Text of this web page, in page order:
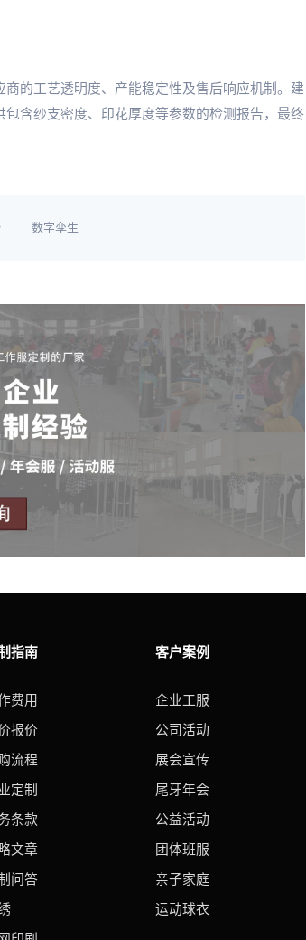
的工艺透明度、产能稳定性及售后响应机制。建
含纱支密度、印花厚度等参数的检测报告，最终
数字孪生
指南
费用
报价
流程
定制
条款
文章
问答
客户案例
企业工服
公司活动
展会宣传
尾牙年会
公益活动
团体班服
亲子家庭
运动球衣